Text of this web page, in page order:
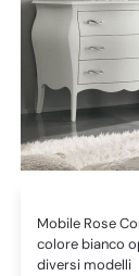
Mobile Rose
colore bianco
diversi modelli